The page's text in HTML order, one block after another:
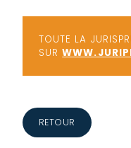
TOUTE LA
SUR
RETOUR